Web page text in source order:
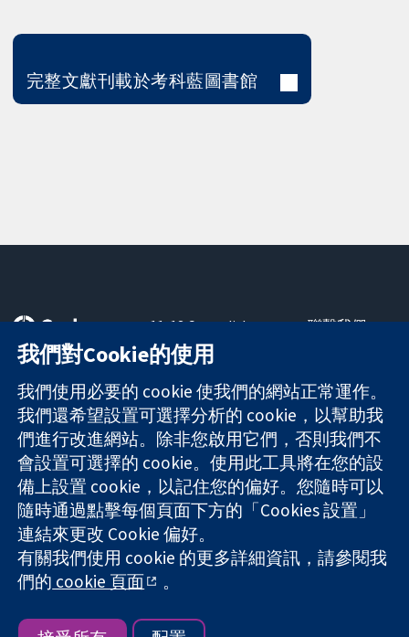
完整文獻刊載於考科藍圖書館
可信任實證
知情決定
更完善的健康照
護
11-13 Cavendish
Square
London
W1G 0AN
United Kingdom
聯繫我們
關於我們
工作機會
Cochrane
Library
The Cochrane Collaboration is a charity (no. 1045921) and a
company limited by guarantee (no. 03044323) registered in
England & Wales. VAT registration number GB 718 2127 49.
版權所有 © 2026 The Cochrane Collaboration
網站條款與條件|免責聲明|隱私權
我們對Cookie的使用
我們使用必要的 cookie 使我們的網站正常運作。
我們還希望設置可選擇分析的 cookie，以幫助我
們進行改進網站。除非您啟用它們，否則我們不
會設置可選擇的 cookie。使用此工具將在您的設
備上設置 cookie，以記住您的偏好。您隨時可以
隨時通過點擊每個頁面下方的「Cookies 設置」
連結來更改 Cookie 偏好。
有關我們使用 cookie 的更多詳細資訊，請參閱我
們的 cookie 頁面 。